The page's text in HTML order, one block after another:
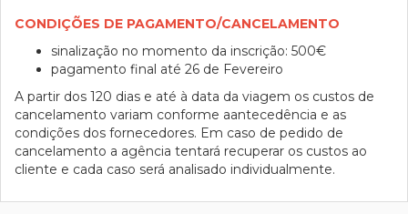
CONDIÇÕES DE PAGAMENTO/CANCELAMENTO
sinalização no momento da inscrição: 500€
pagamento final até 26 de Fevereiro
A partir dos 120 dias e até à data da viagem os custos de
cancelamento variam conforme aantecedência e as
condições dos fornecedores. Em caso de pedido de
cancelamento a agência tentará recuperar os custos ao
cliente e cada caso será analisado individualmente.